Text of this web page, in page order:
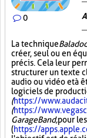
0
La technique
créer, seul ou en
précis. Cela leur
structurer un texte
audio ou vidéo et à
logiciels de
(https://
(https://
GarageBand,pour les
(https://